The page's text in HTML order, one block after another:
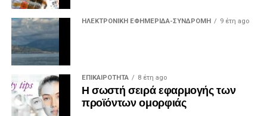
ΗΛΕΚΤΡΟΝΙΚΗ ΕΦΗΜΕΡΙΔΑ-ΣΥΝΔΡΟΜΗ 9 έτη ago
ΕΠΙΚΑΙΡΟΤΗΤΑ 8 έτη ago
Η σωστή σειρά εφαρμογής των
προϊόντων ομορφιάς